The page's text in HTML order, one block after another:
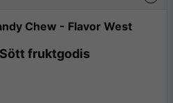
Chew - Flavor West
fruktgodis